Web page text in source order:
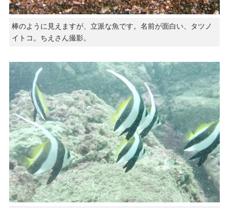
棒のように見えますが、立派な魚です。名前が面白い、タツノ
イトコ。ちえさん撮影。